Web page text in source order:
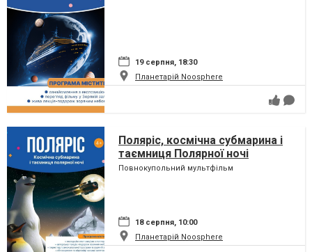
19 серпня, 18:30
Планетарій Noosphere
Поляріс, космічна субмарина і
таємниця Полярної ночі
Повнокупольний мультфільм
18 серпня, 10:00
Планетарій Noosphere